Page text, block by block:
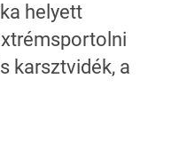
helyett
karsztvidék, a